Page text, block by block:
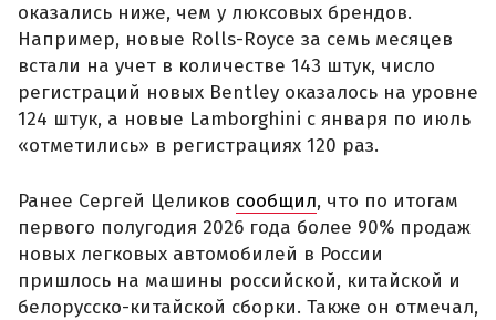
оказались ниже, чем у люксовых брендов.
Например, новые Rolls-Royce за семь месяцев
встали на учет в количестве 143 штук, число
регистраций новых Bentley оказалось на уровне
124 штук, а новые Lamborghini с января по июль
«отметились» в регистрациях 120 раз.
Ранее Сергей Целиков сообщил, что по итогам
первого полугодия 2026 года более 90% продаж
новых легковых автомобилей в России
пришлось на машины российской, китайской и
белорусско-китайской сборки. Также он отмечал,